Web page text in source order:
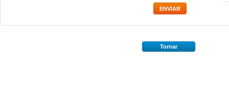
Tornar